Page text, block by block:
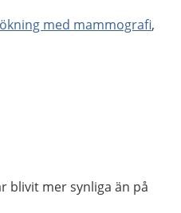
med mammografi,
blivit mer synliga än på